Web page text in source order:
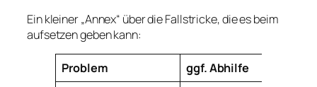
Ein kleiner „Annex“ über die Fallstricke, die es beim
aufsetzen geben kann:
Problem ggf. Abhilfe